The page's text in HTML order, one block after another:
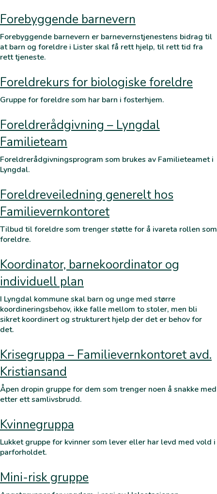
Forebyggende barnevern
Forebyggende barnevern er barnevernstjenestens bidrag til
at barn og foreldre i Lister skal få rett hjelp, til rett tid fra
rett tjeneste.
Foreldrekurs for biologiske foreldre
Gruppe for foreldre som har barn i fosterhjem.
Foreldrerådgivning – Lyngdal
Familieteam
Foreldrerådgivningsprogram som brukes av Familieteamet i
Lyngdal.
Foreldreveiledning generelt hos
Familievernkontoret
Tilbud til foreldre som trenger støtte for å ivareta rollen som
foreldre.
Koordinator, barnekoordinator og
individuell plan
I Lyngdal kommune skal barn og unge med større
koordineringsbehov, ikke falle mellom to stoler, men bli
sikret koordinert og strukturert hjelp der det er behov for
det.
Krisegruppa – Familievernkontoret avd.
Kristiansand
Åpen dropin gruppe for dem som trenger noen å snakke med
etter ett samlivsbrudd.
Kvinnegruppa
Lukket gruppe for kvinner som lever eller har levd med vold i
parforholdet.
Mini-risk gruppe